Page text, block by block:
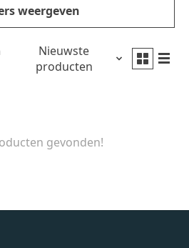
weergeven
Nieuwste
producten
gevonden!